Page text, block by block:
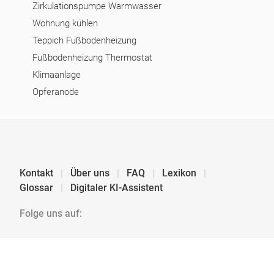
Zirkulationspumpe Warmwasser
Wohnung kühlen
Teppich Fußbodenheizung
Fußbodenheizung Thermostat
Klimaanlage
Opferanode
Kontakt Über uns FAQ
Lexikon
Glossar
Digitaler KI-Assistent
Folge uns auf: